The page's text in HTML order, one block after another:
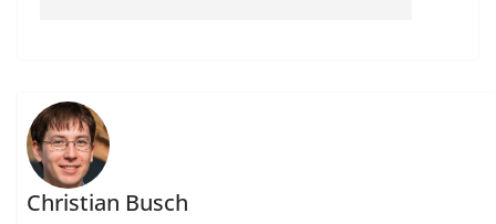
Christian Busch